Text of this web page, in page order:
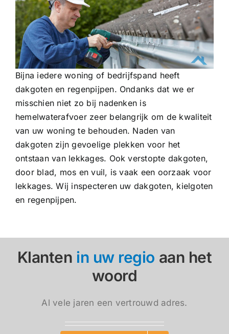
Bijna iedere woning of bedrijfspand heeft
dakgoten en regenpijpen. Ondanks dat we er
misschien niet zo bij nadenken is
hemelwaterafvoer zeer belangrijk om de kwaliteit
van uw woning te behouden. Naden van
dakgoten zijn gevoelige plekken voor het
ontstaan van lekkages. Ook verstopte dakgoten,
door blad, mos en vuil, is vaak een oorzaak voor
lekkages. Wij inspecteren uw dakgoten, kielgoten
en regenpijpen.
Klanten in uw regio aan het
woord
Al vele jaren een vertrouwd adres.